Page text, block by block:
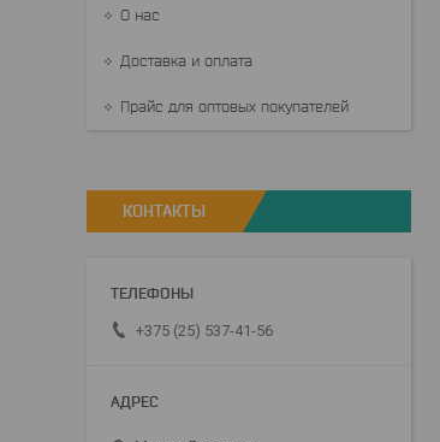
О нас
Доставка и оплата
Прайс для оптовых покупателей
КОНТАКТЫ
+375 (25) 537-41-56